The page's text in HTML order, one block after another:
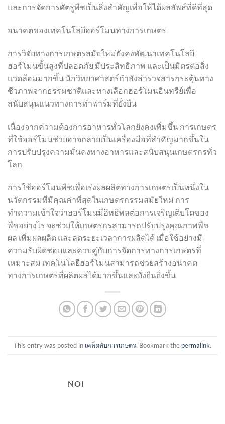
และการจัดการศัตรูพืชเป็นสิ่งสำคัญเพื่อให้ได้ผลลัพธ์ที่ดีที่สุด
อนาคตของเทคโนโลยีฮอร์โมนทางการเกษตร
การวิจัยทางการเกษตรสมัยใหม่ยังคงพัฒนาเทคโนโลยี
ฮอร์โมนขั้นสูงที่ปลอดภัย มีประสิทธิภาพ และเป็นมิตรต่อสิ่ง
แวดล้อมมากขึ้น นักวิทยาศาสตร์กำลังสำรวจสารกระตุ้นทาง
ชีวภาพจากธรรมชาติและทางเลือกฮอร์โมนอินทรีย์เพื่อ
สนับสนุนแนวทางการทำฟาร์มที่ยั่งยืน
เนื่องจากความต้องการอาหารทั่วโลกยังคงเพิ่มขึ้น การเกษตร
ที่ใช้ฮอร์โมนช่วยอาจกลายเป็นเครื่องมือที่สำคัญมากขึ้นใน
การปรับปรุงความมั่นคงทางอาหารและสนับสนุนเกษตรกรทั่ว
โลก
การใช้ฮอร์โมนพืชเพื่อเร่งผลผลิตทางการเกษตรเป็นหนึ่งใน
นวัตกรรมที่มีคุณค่าที่สุดในเกษตรกรรมสมัยใหม่ การ
ทำความเข้าใจว่าฮอร์โมนมีอิทธิพลต่อการเจริญเติบโตของ
พืชอย่างไร จะช่วยให้เกษตรกรสามารถปรับปรุงคุณภาพพืช
ผล เพิ่มผลผลิต และลดระยะเวลาการผลิตได้ เมื่อใช้อย่างมี
ความรับผิดชอบและควบคู่กับการจัดการทางการเกษตรที่
เหมาะสม เทคโนโลยีฮอร์โมนสามารถช่วยสร้างอนาคต
ทางการเกษตรที่ผลิตผลได้มากขึ้นและยั่งยืนยิ่งขึ้น
This entry was posted in เคล็ดลับการเกษตร. Bookmark the permalink.
NOI